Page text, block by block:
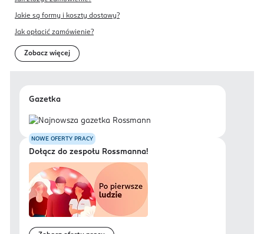
Jakie są formy i koszty dostawy?
Jak opłacić zamówienie?
Zobacz więcej
Gazetka
NOWE OFERTY PRACY
Dołącz do zespołu Rossmanna!